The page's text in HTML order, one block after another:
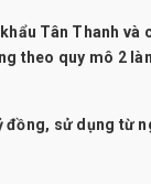
Tân Thanh và
theo quy mô 2
sử dụng từ